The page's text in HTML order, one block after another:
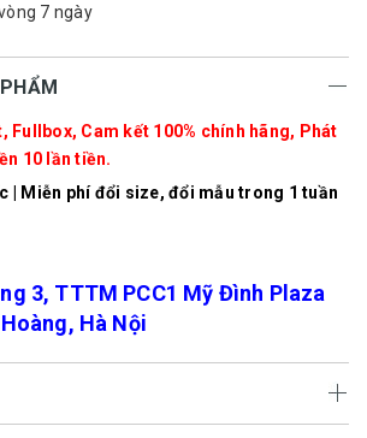
7 ngày
Fullbox, Cam kết 100% chính hãng, Phát
10 lần tiền.
| Miễn phí đổi size, đổi mẫu trong 1 tuần
3, TTTM PCC1 Mỹ Đình Plaza
Hà Nội